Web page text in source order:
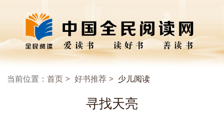
当前位置： 首页 好书推荐 少儿阅读
寻找天亮